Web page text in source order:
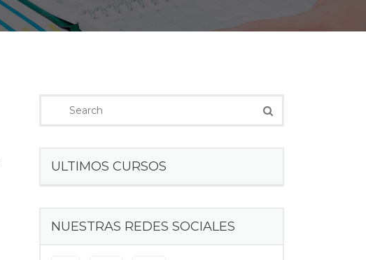
ULTIMOS CURSOS
NUESTRAS REDES SOCIALES